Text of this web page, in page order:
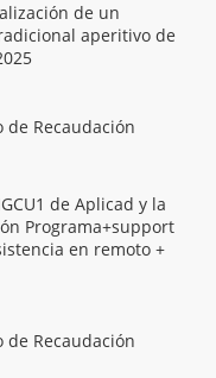
de un
aperitivo de
de Recaudación
de Aplicad y la
Programa+support
en remoto +
de Recaudación